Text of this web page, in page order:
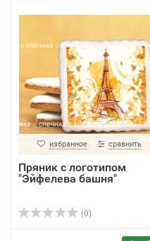
избранное сравнить
Пряник с логотипом
"Эйфелева башня"
(0)